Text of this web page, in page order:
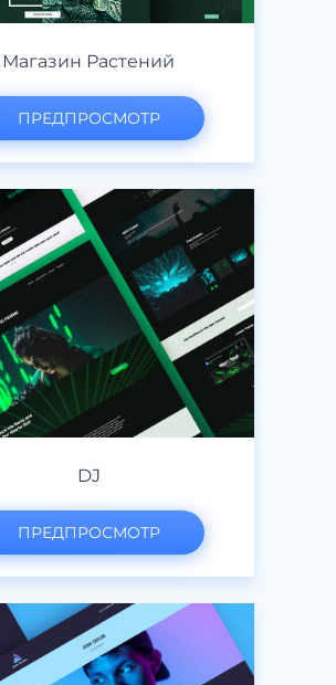
Магазин Растений
ПРЕДПРОСМОТР
DJ
ПРЕДПРОСМОТР